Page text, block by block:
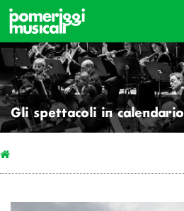
Gli spettacoli in calendario